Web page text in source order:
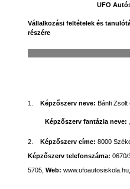
UFO
Vállalkozásifeltételek és
részére
1. Képzőszerv neve: Bánfi Zsolt
Képzőszerv fantázia neve:
2. Képzőszerv címe: 8000
Képzőszerv telefonszáma: 0670/
5705, Web: www.ufoautosiskola.hu,